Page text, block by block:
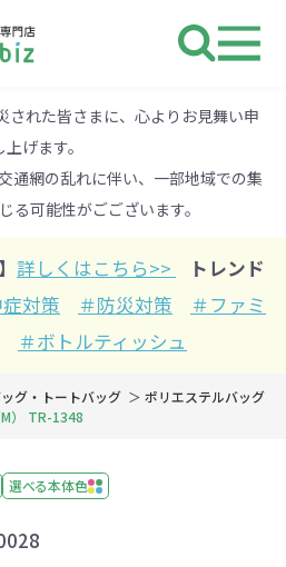
された皆さまに、心よりお見舞い申
上げます。
通網の乱れに伴い、一部地域での集
る可能性がごございます。
詳しくはこちら>>
トレンド
対策 ＃防災対策
＃ファミ
＃ボトルティッシュ
グ・トートバッグ
ポリエステルバッグ
） TR-1348
選べる本体色